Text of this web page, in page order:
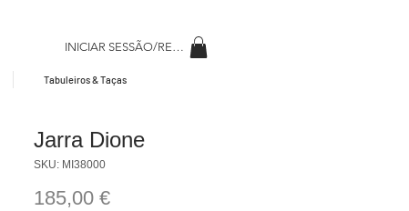
INICIAR SESSÃO/REGISAR
Tabuleiros & Taças
Jarra Dione
SKU: MI38000
185,00 €Precio